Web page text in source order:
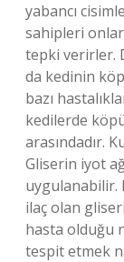
yabancı
sahipleri
tepki verirler.
da kedinin
bazı
kedilerde
arasındadır.
Gliserin iyot
uygulanabilir.
ilaç olan
hasta olduğu
tespit etmek